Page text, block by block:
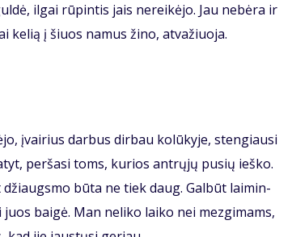
il­gai rū­pin­tis jais ne­rei­kė­jo. Jau ne­bė­ra ir
ke­lią į šiuos na­mus ži­no, at­va­žiuo­ja.
įvai­rius dar­bus dir­bau ko­lū­ky­je, sten­giau­si
per­ša­si toms, ku­rios ant­rų­jų pu­sių ieš­ko.
bū­ta ne tiek daug. Gal­būt lai­min­
bai­gė. Man ne­li­ko lai­ko nei mez­gi­mams,